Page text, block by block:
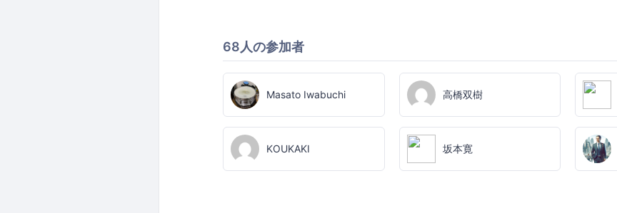
68人の参加者
Masato Iwabuchi 高橋双樹
KOUKAKI 坂本寛